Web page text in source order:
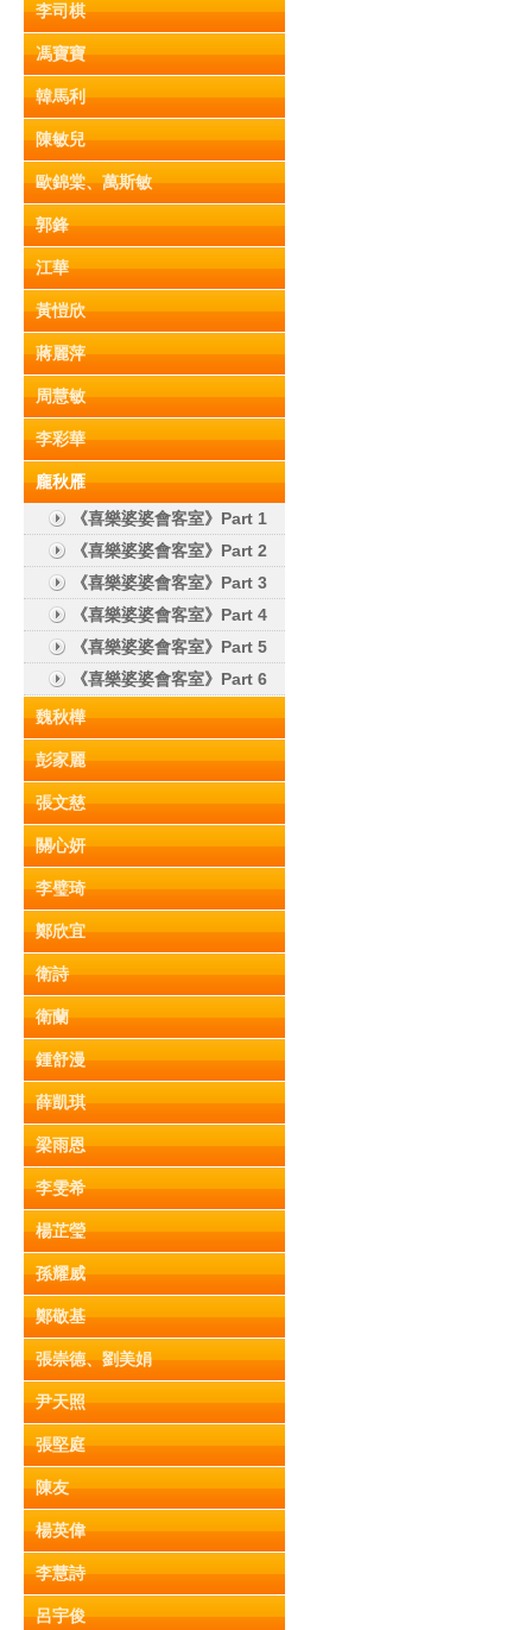
李司棋
馮寶寶
韓馬利
陳敏兒
歐錦棠、萬斯敏
郭鋒
江華
黃愷欣
蔣麗萍
周慧敏
李彩華
龐秋雁
《喜樂婆婆會客室》Part 1
《喜樂婆婆會客室》Part 2
《喜樂婆婆會客室》Part 3
《喜樂婆婆會客室》Part 4
《喜樂婆婆會客室》Part 5
《喜樂婆婆會客室》Part 6
魏秋樺
彭家麗
張文慈
關心妍
李璧琦
鄭欣宜
衛詩
衛蘭
鍾舒漫
薛凱琪
梁雨恩
李雯希
楊芷瑩
孫耀威
鄭敬基
張崇德、劉美娟
尹天照
張堅庭
陳友
楊英偉
李慧詩
呂宇俊